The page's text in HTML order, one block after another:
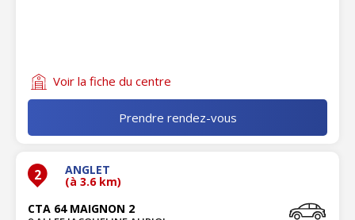
Voir la fiche du centre
Prendre rendez-vous
2 ANGLET
(à 3.6 km)
CTA 64 MAIGNON 2